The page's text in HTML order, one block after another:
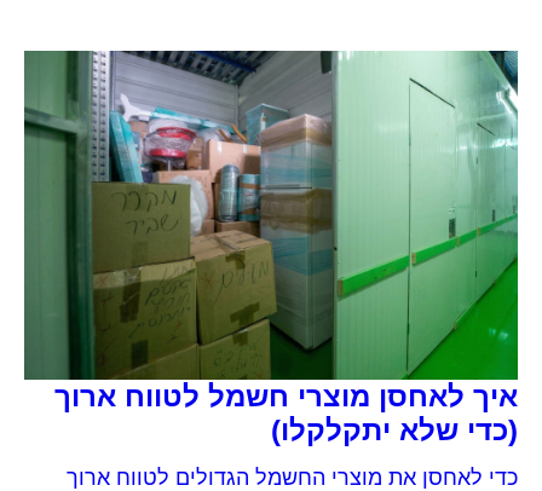
איך לאחסן מוצרי חשמל לטווח ארוך
(כדי שלא יתקלקלו)
כדי לאחסן את מוצרי החשמל הגדולים לטווח ארוך